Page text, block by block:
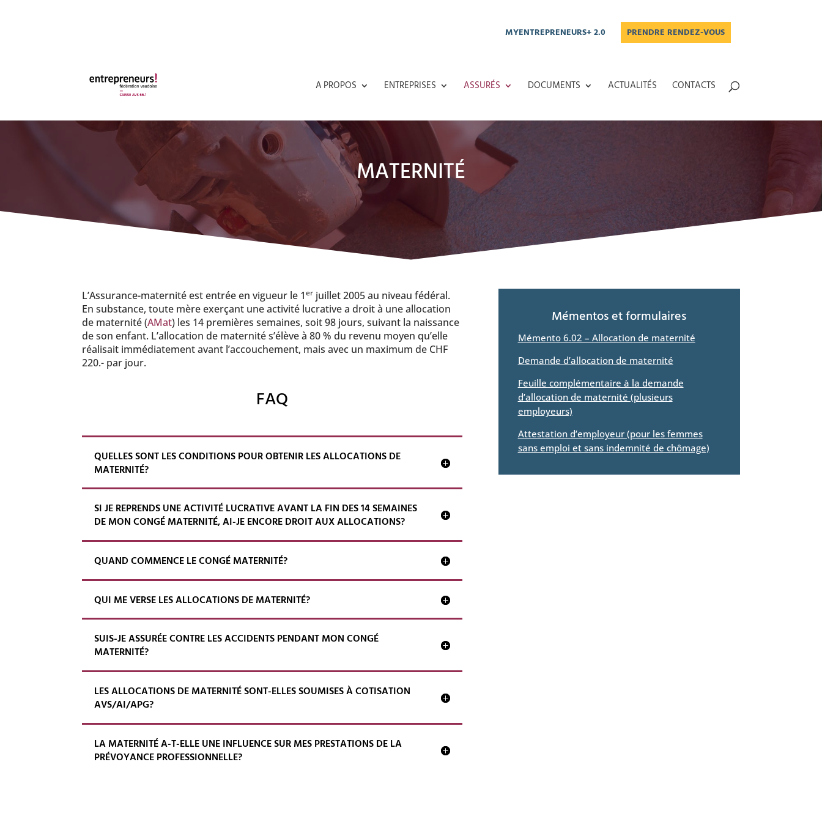
PRENDRE RENDEZ-VOUS
MYENTREPRENEURS+ 2.0
A PROPOS ENTREPRISES ASSURÉS DOCUMENTS ACTUALITÉS CONTACTS
MATERNITÉ
L’Assurance-maternité est entrée en vigueur le 1er juillet 2005 au niveau fédéral.
En substance, toute mère exerçant une activité lucrative a droit à une allocation
de maternité (AMat) les 14 premières semaines, soit 98 jours, suivant la naissance
de son enfant. L’allocation de maternité s’élève à 80 % du revenu moyen qu’elle
réalisait immédiatement avant l’accouchement, mais avec un maximum de CHF
220.- par jour.
FAQ
QUELLES SONT LES CONDITIONS POUR OBTENIR LES ALLOCATIONS DE
MATERNITÉ?
SI JE REPRENDS UNE ACTIVITÉ LUCRATIVE AVANT LA FIN DES 14 SEMAINES
DE MON CONGÉ MATERNITÉ, AI-JE ENCORE DROIT AUX ALLOCATIONS?
QUAND COMMENCE LE CONGÉ MATERNITÉ?
QUI ME VERSE LES ALLOCATIONS DE MATERNITÉ?
SUIS-JE ASSURÉE CONTRE LES ACCIDENTS PENDANT MON CONGÉ
MATERNITÉ?
LES ALLOCATIONS DE MATERNITÉ SONT-ELLES SOUMISES À COTISATION
AVS/AI/APG?
LA MATERNITÉ A-T-ELLE UNE INFLUENCE SUR MES PRESTATIONS DE LA
PRÉVOYANCE PROFESSIONNELLE?
Mémentos et formulaires
Mémento 6.02 – Allocation de maternité
Demande d’allocation de maternité
Feuille complémentaire à la demande
d’allocation de maternité (plusieurs
employeurs)
Attestation d’employeur (pour les femmes
sans emploi et sans indemnité de chômage)